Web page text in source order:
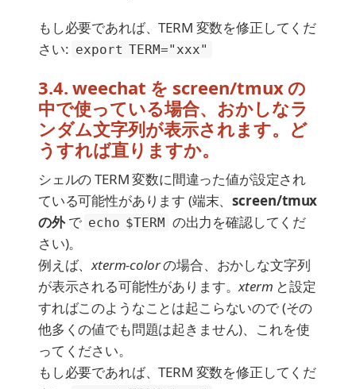
もし必要であれば、TERM 変数を修正してくだ
さい: export TERM="xxx"
3.4. weechat を screen/tmux の
中で使っている場合、おかしなラ
ンダム文字列が表示されます。ど
うすれば直りますか。
シェルの TERM 変数に間違った値が設定され
ている可能性があります (端末、screen/tmux
の外で echo $TERM の出力を確認してくだ
さい)。
例えば、xterm-colorの場合、おかしな文字列
が表示される可能性があります。xterm と設定
すればこのようなことは起こらないので (その
他多くの値でも問題は起きません)、これを使
ってください。
もし必要であれば、TERM 変数を修正してくだ